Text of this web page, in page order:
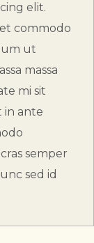
elit.
commodo
ut
massa
mi sit
in ante
semper
sed id